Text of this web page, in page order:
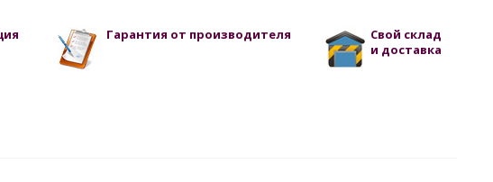
Гарантия от производителя
Свой склад
и доставка